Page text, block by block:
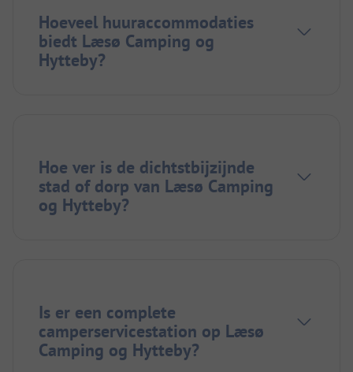
Hoeveel huuraccommodaties
biedt Læsø Camping og
Hytteby?
Hoe ver is de dichtstbijzijnde
stad of dorp van Læsø Camping
og Hytteby?
Is er een complete
camperservicestation op Læsø
Camping og Hytteby?